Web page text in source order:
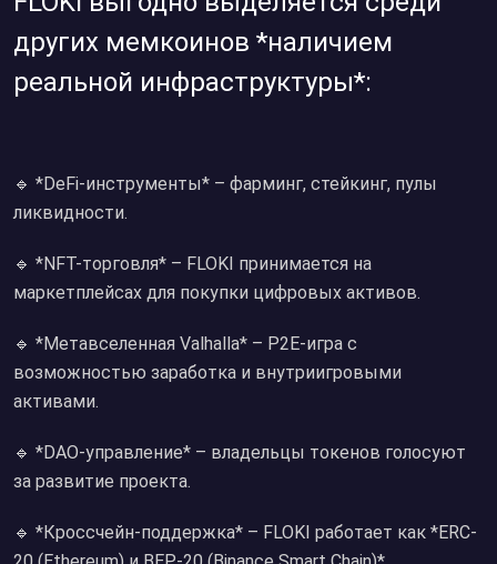
других мемкоинов *наличием
реальной инфраструктуры*:
🔹 *DeFi-инструменты* – фарминг, стейкинг, пулы
ликвидности.
🔹 *NFT-торговля* – FLOKI принимается на
маркетплейсах для покупки цифровых активов.
🔹 *Метавселенная Valhalla* – P2E-игра с
возможностью заработка и внутриигровыми
активами.
🔹 *DAO-управление* – владельцы токенов голосуют
за развитие проекта.
🔹 *Кроссчейн-поддержка* – FLOKI работает как *ERC-